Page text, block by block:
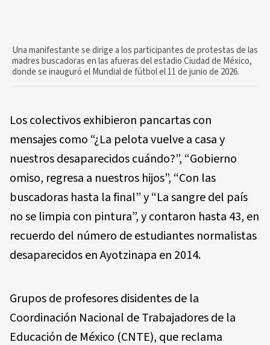
Una manifestante se dirige a los participantes de protestas de las
madres buscadoras en las afueras del estadio Ciudad de México,
donde se inauguró el Mundial de fútbol el 11 de junio de 2026.
Los colectivos exhibieron pancartas con
mensajes como “¿La pelota vuelve a casa y
nuestros desaparecidos cuándo?”, “Gobierno
omiso, regresa a nuestros hijos”, “Con las
buscadoras hasta la final” y “La sangre del país
no se limpia con pintura”, y contaron hasta 43, en
recuerdo del número de estudiantes normalistas
desaparecidos en Ayotzinapa en 2014.
Grupos de profesores disidentes de la
Coordinación Nacional de Trabajadores de la
Educación de México (CNTE), que reclama